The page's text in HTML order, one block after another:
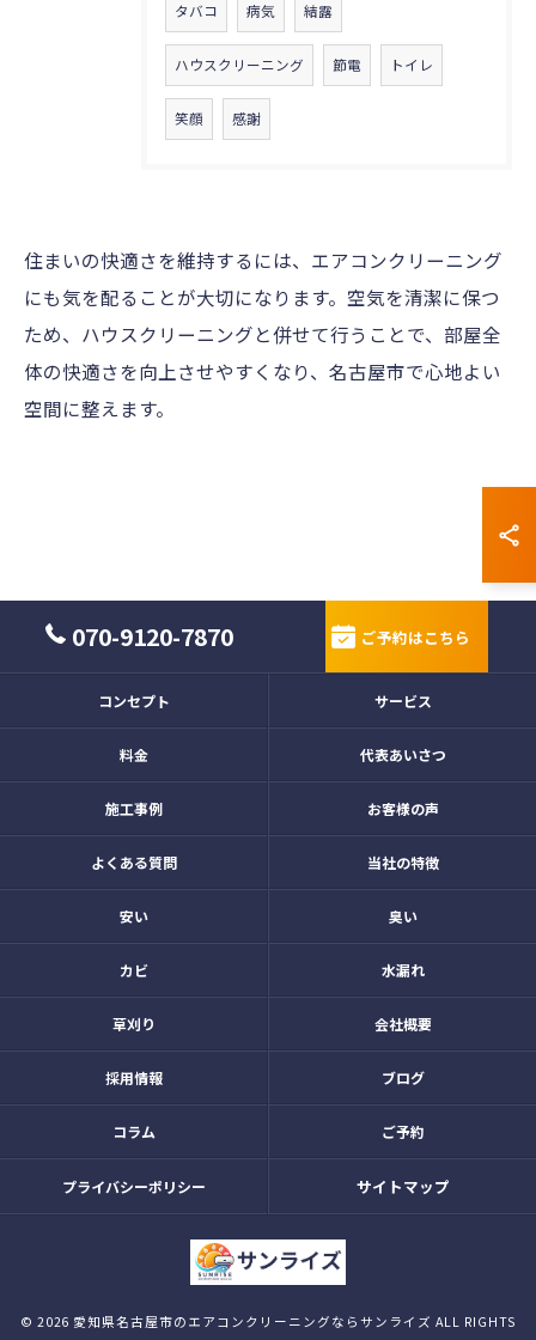
タバコ 病気 結露
ハウスクリーニング 節電 トイレ
笑顔 感謝
住まいの快適さを維持するには、エアコンクリーニング
にも気を配ることが大切になります。空気を清潔に保つ
ため、ハウスクリーニングと併せて行うことで、部屋全
体の快適さを向上させやすくなり、名古屋市で心地よい
空間に整えます。
070-9120-7870 ご予約はこちら
コンセプト サービス
料金 代表あいさつ
施工事例 お客様の声
よくある質問 当社の特徴
安い 臭い
カビ 水漏れ
草刈り 会社概要
採用情報 ブログ
コラム ご予約
プライバシーポリシー サイトマップ
© 2026 愛知県名古屋市のエアコンクリーニングならサンライズ ALL RIGHTS